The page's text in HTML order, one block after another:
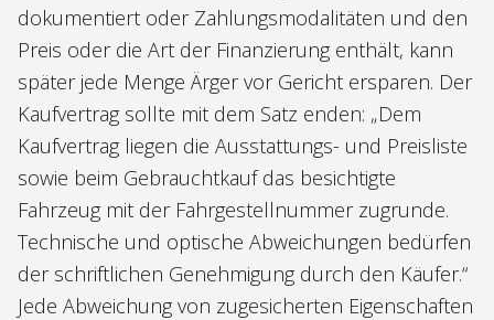
dokumentiert oder Zahlungsmodalitäten und den
Preis oder die Art der Finanzierung enthält, kann
später jede Menge Ärger vor Gericht ersparen. Der
Kaufvertrag sollte mit dem Satz enden: „Dem
Kaufvertrag liegen die Ausstattungs- und Preisliste
sowie beim Gebrauchtkauf das besichtigte
Fahrzeug mit der Fahrgestellnummer zugrunde.
Technische und optische Abweichungen bedürfen
der schriftlichen Genehmigung durch den Käufer.“
Jede Abweichung von zugesicherten Eigenschaften